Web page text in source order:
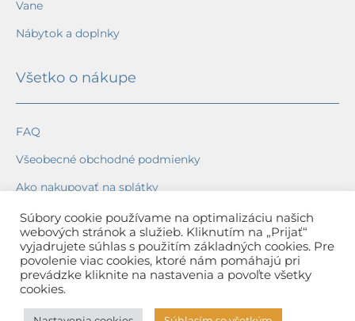
Vane
Nábytok a doplnky
Všetko o nákupe
FAQ
Všeobecné obchodné podmienky
Ako nakupovať na splátky
Ochrana osobných údajov
Reklamačný poriadok
Spôsob a cena dopravy
Súbory cookie používame na optimalizáciu našich
webových stránok a služieb. Kliknutím na „Prijať“
vyjadrujete súhlas s použitím základných cookies. Pre
povolenie viac cookies, ktoré nám pomáhajú pri
prevádzke kliknite na nastavenia a povoľte všetky
cookies.